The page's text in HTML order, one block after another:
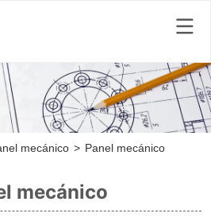
mecánico > Panel mecánico
mecánico